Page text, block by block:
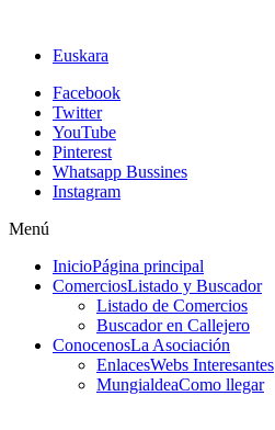
Euskara
Facebook
Twitter
YouTube
Pinterest
Whatsapp Bussines
Instagram
Menú
InicioPágina principal
ComerciosListado y Buscador
Listado de Comercios
Buscador en Callejero
ConocenosLa Asociación
EnlacesWebs Interesantes
MungialdeaComo llegar